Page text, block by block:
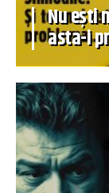
Nu ești
asta-i